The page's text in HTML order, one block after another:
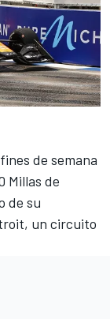
de semana
Millas de
de su
un circuito